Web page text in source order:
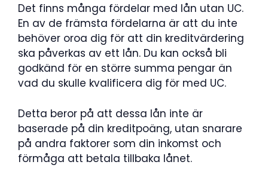
Det finns många fördelar med lån utan UC.
En av de främsta fördelarna är att du inte
behöver oroa dig för att din kreditvärdering
ska påverkas av ett lån. Du kan också bli
godkänd för en större summa pengar än
vad du skulle kvalificera dig för med UC.
Detta beror på att dessa lån inte är
baserade på din kreditpoäng, utan snarare
på andra faktorer som din inkomst och
förmåga att betala tillbaka lånet.